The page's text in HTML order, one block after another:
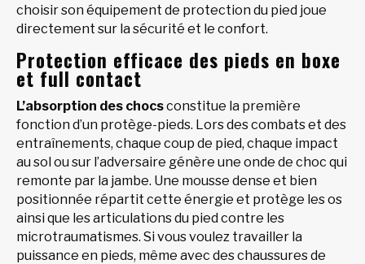
choisir son équipement de protection du pied joue
directement sur la sécurité et le confort.
Protection efficace des pieds en boxe
et full contact
L’absorption des chocsconstitue la première
fonction d’un protège-pieds. Lors des combats et des
entraînements, chaque coup de pied, chaque impact
au sol ou sur l’adversaire génère une onde de choc qui
remonte par la jambe. Une mousse dense et bien
positionnée répartit cette énergie et protège les os
ainsi que les articulations du pied contre les
microtraumatismes. Si vous voulez travailler la
puissance en pieds, même avec des chaussures de